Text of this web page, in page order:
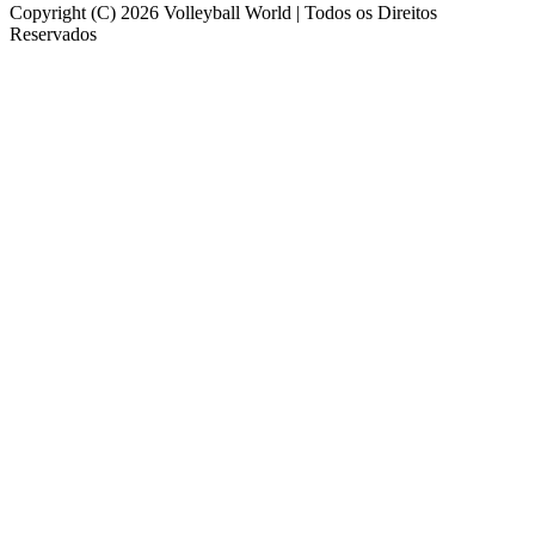
Copyright (C) 2026 Volleyball World | Todos os Direitos
Reservados